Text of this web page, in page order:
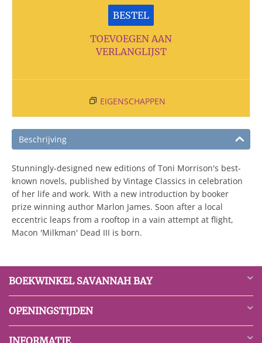
BESTEL
TOEVOEGEN AAN
VERLANGLIJST
EIGENSCHAPPEN
Beschrijving
Stunningly-designed new editions of Toni Morrison's best-
known novels, published by Vintage Classics in celebration
of her life and work. With a new introduction by booker
prize winning author Marlon James. Soon after a local
eccentric leaps from a rooftop in a vain attempt at flight,
Macon 'Milkman' Dead III is born.
BOEKWINKEL SAVANNAH BAY
OPENINGSTIJDEN
INFORMATIE